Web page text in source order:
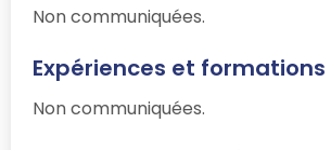
Non communiquées.
Expériences et formations
Non communiquées.